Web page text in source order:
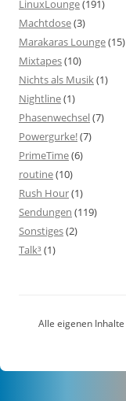
LinuxLounge(191)
Machtdose(3)
Marakaras Lounge(15)
Mixtapes(10)
Nichts als Musik(1)
Nightline(1)
Phasenwechsel(7)
Powergurke!(7)
PrimeTime(6)
routine(10)
Rush Hour(1)
Sendungen (119)
Sonstiges(2)
Talk³ (1)
Alle eigenen Inhalte